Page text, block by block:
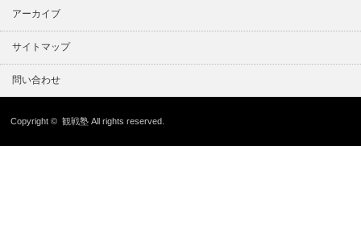
アーカイブ
サイトマップ
問い合わせ
Copyright ©観戦塾 All rights reserved.